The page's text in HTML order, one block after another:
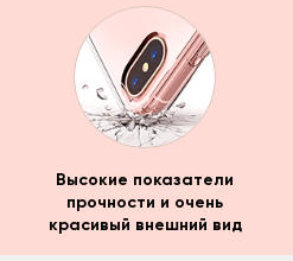
Высокие показатели
прочности и очень
красивый внешний вид